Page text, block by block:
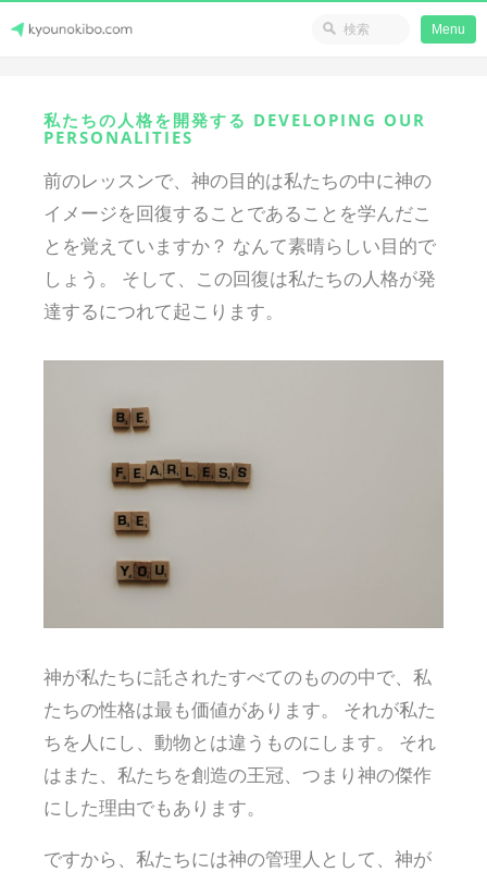
content
Menu
私たちの人格を開発する DEVELOPING OUR
PERSONALITIES
前のレッスンで、神の目的は私たちの中に神の
イメージを回復することであることを学んだこ
とを覚えていますか？ なんて素晴らしい目的で
しょう。 そして、この回復は私たちの人格が発
達するにつれて起こります。
神が私たちに託されたすべてのものの中で、私
たちの性格は最も価値があります。 それが私た
ちを人にし、動物とは違うものにします。 それ
はまた、私たちを創造の王冠、つまり神の傑作
にした理由でもあります。
ですから、私たちには神の管理人として、神が